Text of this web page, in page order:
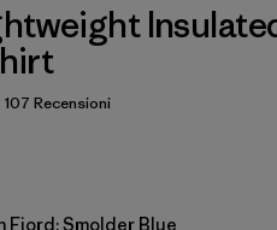
4.6 / 5
107 Recensioni
Fjord: Smolder Blue